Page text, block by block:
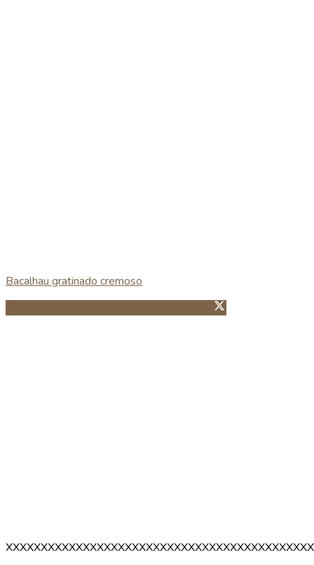
Bacalhau gratinado cremoso
Guardar no Pinterest